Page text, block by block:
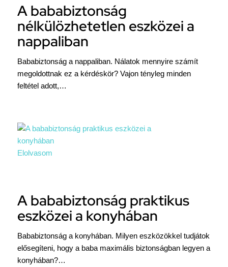
A bababiztonság
nélkülözhetetlen eszközei a
nappaliban
Bababiztonság a nappaliban. Nálatok mennyire számít
megoldottnak ez a kérdéskör? Vajon tényleg minden
feltétel adott,…
Elolvasom
A bababiztonság praktikus
eszközei a konyhában
Bababiztonság a konyhában. Milyen eszközökkel tudjátok
elősegíteni, hogy a baba maximális biztonságban legyen a
konyhában?…